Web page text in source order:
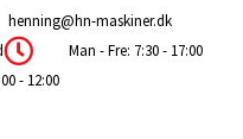
henning@hn-maskiner.dk
Man - Fre: 7:30 - 17:00
- 12:00